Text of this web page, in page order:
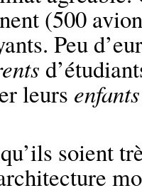
(500
Peu
leurs enfants
soient